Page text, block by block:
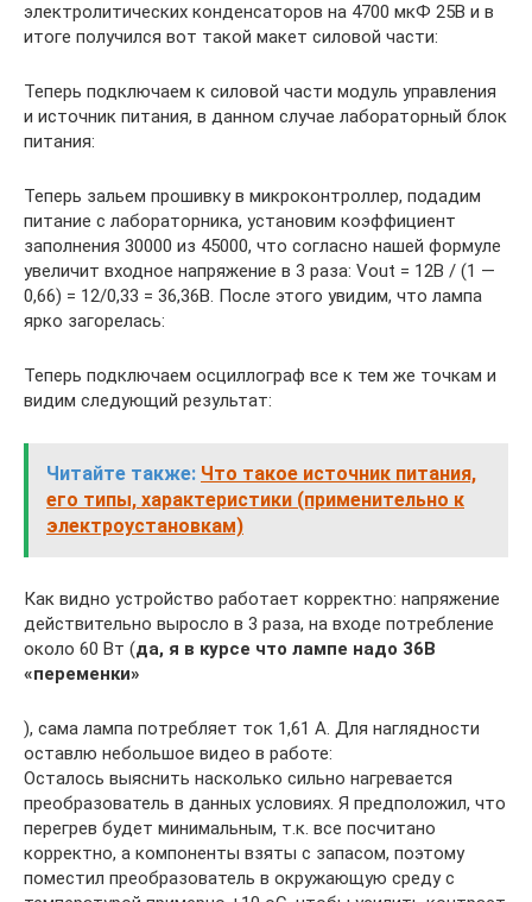
электролитических конденсаторов на 4700 мкФ 25В и в
итоге получился вот такой макет силовой части:
Теперь подключаем к силовой части модуль управления
и источник питания, в данном случае лабораторный блок
питания:
Теперь зальем прошивку в микроконтроллер, подадим
питание с лабораторника, установим коэффициент
заполнения 30000 из 45000, что согласно нашей формуле
увеличит входное напряжение в 3 раза: Vout = 12В / (1 —
0,66) = 12/0,33 = 36,36В. После этого увидим, что лампа
ярко загорелась:
Теперь подключаем осциллограф все к тем же точкам и
видим следующий результат:
Читайте также: Что такое источник питания,
его типы, характеристики (применительно к
электроустановкам)
Как видно устройство работает корректно: напряжение
действительно выросло в 3 раза, на входе потребление
около 60 Вт (да, я в курсе что лампе надо 36В
«переменки»
), сама лампа потребляет ток 1,61 А. Для наглядности
оставлю небольшое видео в работе:
Осталось выяснить насколько сильно нагревается
преобразователь в данных условиях. Я предположил, что
перегрев будет минимальным, т.к. все посчитано
корректно, а компоненты взяты с запасом, поэтому
поместил преобразователь в окружающую среду с